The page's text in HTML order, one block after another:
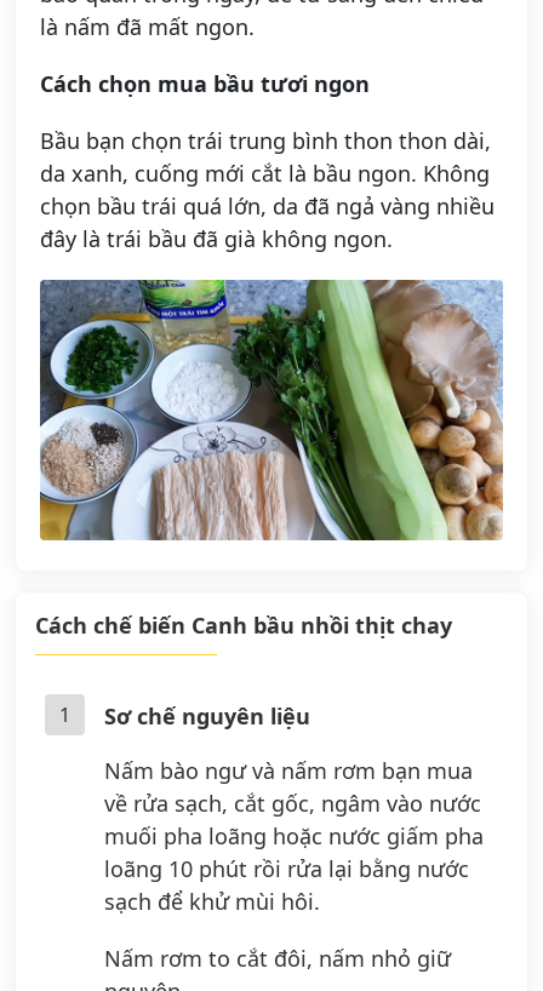
là nấm đã mất ngon.
Cách chọn mua bầu tươi ngon
Bầu bạn chọn trái trung bình thon thon dài,
da xanh, cuống mới cắt là bầu ngon. Không
chọn bầu trái quá lớn, da đã ngả vàng nhiều
đây là trái bầu đã già không ngon.
Cách chế biến Canh bầu nhồi thịt chay
1
Sơ chế nguyên liệu
Nấm bào ngư và nấm rơm bạn mua
về rửa sạch, cắt gốc, ngâm vào nước
muối pha loãng hoặc nước giấm pha
loãng 10 phút rồi rửa lại bằng nước
sạch để khử mùi hôi.
Nấm rơm to cắt đôi, nấm nhỏ giữ